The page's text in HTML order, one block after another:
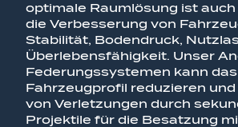
optimale Raumlösung ist
die Verbesserung von
Stabilität, Bodendruck,
Überlebensfähigkeit. Unser
Federungssystemen kann das
Fahrzeugprofil reduzieren und
von Verletzungen durch
Projektile für die Besatzung